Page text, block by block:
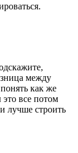
между
как же
все потом
лучше строить